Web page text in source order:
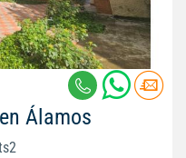
Álamos